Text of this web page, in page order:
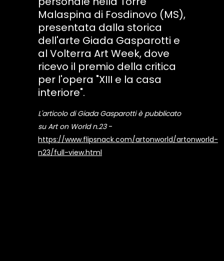
Malaspina di Fosdinovo (MS),
presentata dalla storica
dell'arte Giada Gasparotti e
al Volterra Art Week, dove
ricevo il premio della critica
per l'opera "XIII e la casa
interiore".
L'articolo di Giada Gasparotti è pubblicato
su Art on World n.23-
https://www.flipsnack.com/artonworld/artonworld-
n23/full-view.html